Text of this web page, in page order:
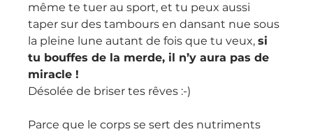
même te tuer au sport, et tu peux aussi
taper sur des tambours en dansant nue sous
la pleine lune autant de fois que tu veux, si
tu bouffes de la merde, il n’y aura pas de
miracle !
Désolée de briser tes rêves :-)
Parce que le corps se sert des nutriments